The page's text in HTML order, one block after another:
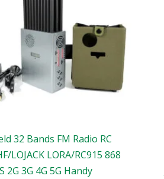
32 Bands FM Radio RC
LOJACK LORA/RC915 868
2G 3G 4G 5G Handy